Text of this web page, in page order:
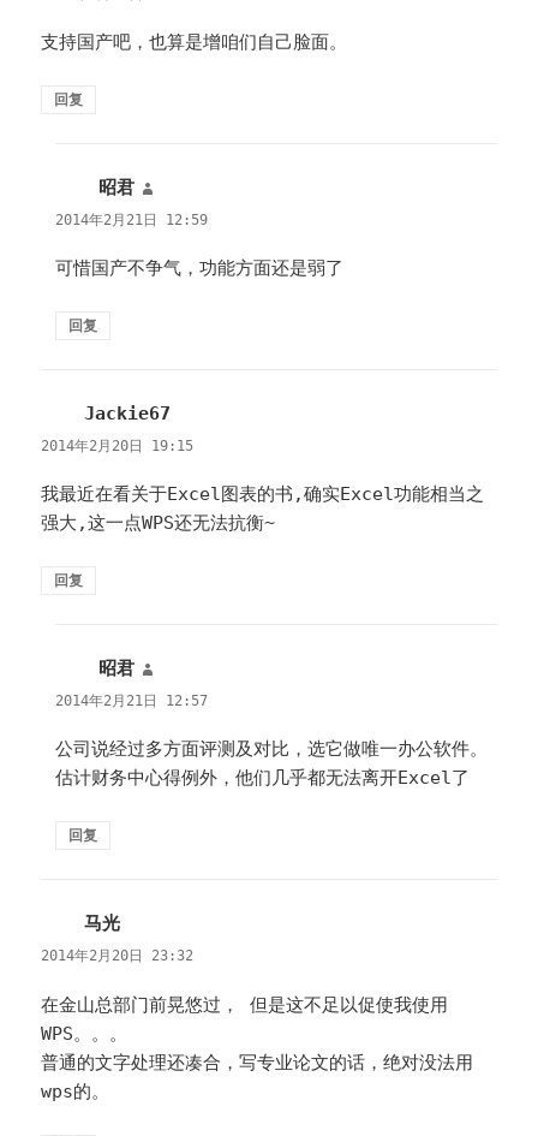
支持国产吧，也算是增咱们自己脸面。
回复
昭君
道：
2014年2月21日 12:59
可惜国产不争气，功能方面还是弱了
回复
Jackie67
道：
2014年2月20日 19:15
我最近在看关于Excel图表的书,确实Excel功能相当之
强大,这一点WPS还无法抗衡~
回复
昭君
道：
2014年2月21日 12:57
公司说经过多方面评测及对比，选它做唯一办公软件。
估计财务中心得例外，他们几乎都无法离开Excel了
回复
马光
道：
2014年2月20日 23:32
在金山总部门前晃悠过， 但是这不足以促使我使用
WPS。。。
普通的文字处理还凑合，写专业论文的话，绝对没法用
wps的。